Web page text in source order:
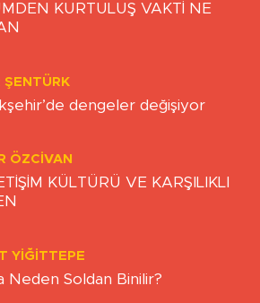
KURTULUŞ VAKTİ NE
ŞENTÜRK
dengeler değişiyor
ÖZCIVAN
KÜLTÜRÜ VE KARŞILIKLI
YİĞİTTEPE
Neden Soldan Binilir?